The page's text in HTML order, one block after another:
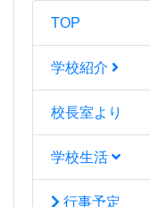
TOP
学校紹介
校長室より
学校生活
行事予定